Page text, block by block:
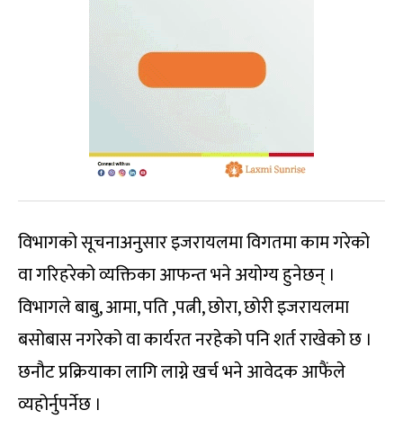
विभागको सूचनाअनुसार इजरायलमा विगतमा काम गरेको
वा गरिहरेको व्यक्तिका आफन्त भने अयोग्य हुनेछन् ।
विभागले बाबु, आमा, पति ,पत्नी, छोरा, छोरी इजरायलमा
बसोबास नगरेको वा कार्यरत नरहेको पनि शर्त राखेको छ ।
छनौट प्रक्रियाका लागि लाग्ने खर्च भने आवेदक आफैंले
व्यहोर्नुपर्नेछ ।